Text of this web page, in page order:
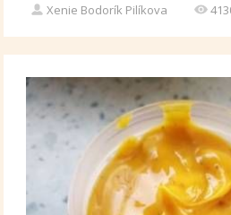
Xenie Bodorík Pilíkova